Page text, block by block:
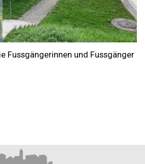
Fussgängerinnen und Fussgänger